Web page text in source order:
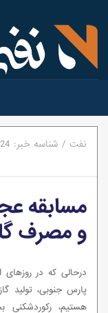
نفت / شناسه خبر:
مسابقه
و مصرف
درحالی که در
پارس جنوبی، تولید
هستیم،